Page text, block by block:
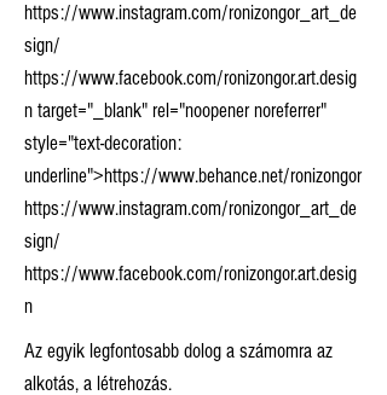
https://www.instagram.com/ronizongor_art_de
sign/
https://www.facebook.com/ronizongor.art.desig
n target="_blank" rel="noopener noreferrer"
style="text-decoration:
underline">https://www.behance.net/ronizongor
https://www.instagram.com/ronizongor_art_de
sign/
https://www.facebook.com/ronizongor.art.desig
n
Az egyik legfontosabb dolog a számomra az
alkotás, a létrehozás.